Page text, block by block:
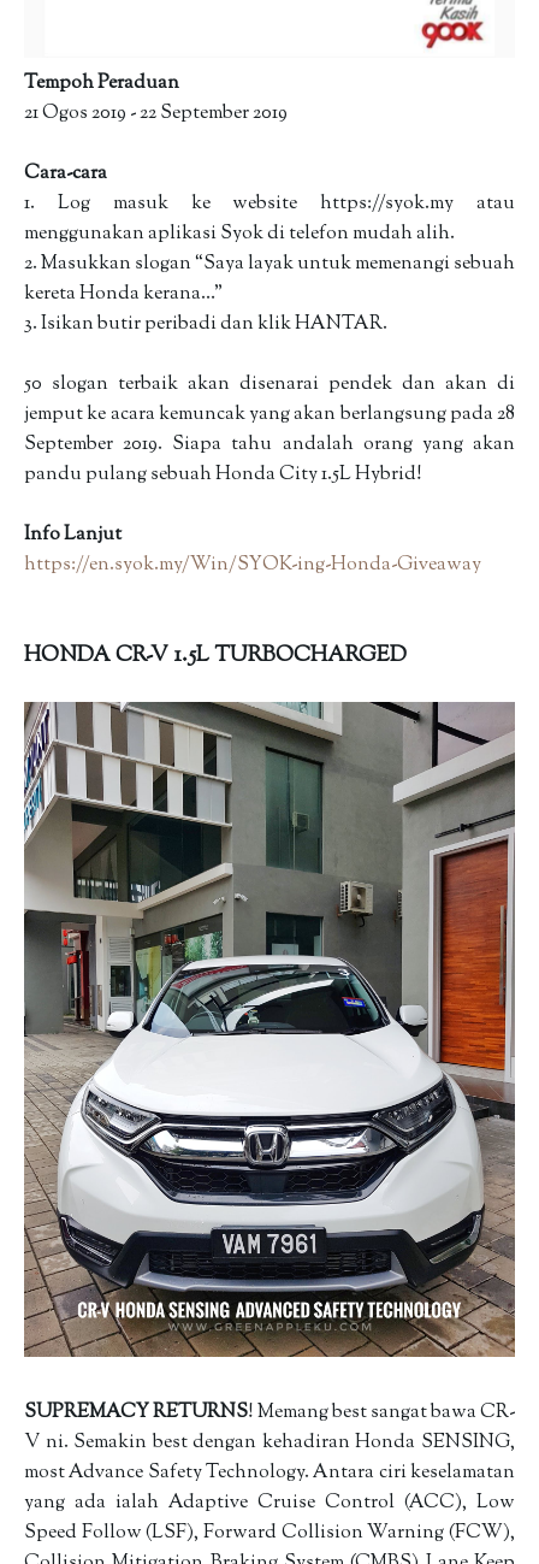
Tempoh Peraduan
21 Ogos 2019 - 22 September 2019
Cara-cara
1. Log masuk ke website https://syok.my atau
menggunakan aplikasi Syok di telefon mudah alih.
2. Masukkan slogan “Saya layak untuk memenangi sebuah
kereta Honda kerana…”
3. Isikan butir peribadi dan klik HANTAR.
50 slogan terbaik akan disenarai pendek dan akan di
jemput ke acara kemuncak yang akan berlangsung pada 28
September 2019. Siapa tahu andalah orang yang akan
pandu pulang sebuah Honda City 1.5L Hybrid!
Info Lanjut
https://en.syok.my/Win/SYOK-ing-Honda-Giveaway
HONDA CR-V 1.5L TURBOCHARGED
SUPREMACY RETURNS! Memang best sangat bawa CR-
V ni. Semakin best dengan kehadiran Honda SENSING,
most Advance Safety Technology. Antara ciri keselamatan
yang ada ialah Adaptive Cruise Control (ACC), Low
Speed Follow (LSF), Forward Collision Warning (FCW),